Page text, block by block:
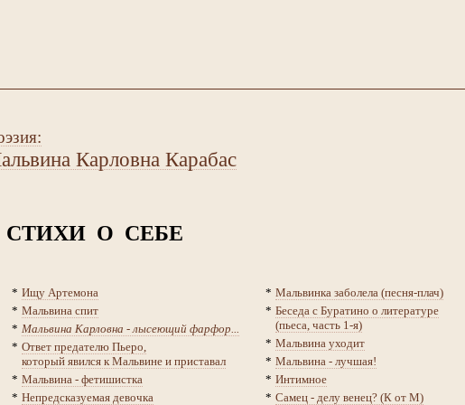
Карловна Карабас
СТИХИ О СЕБЕ
* Ищу Артемона
* Мальвина спит
* Мальвина Карловна - лысеющий фарфор...
* Ответ предателю Пьеро,
который явился к Мальвине и приставал
* Мальвина - фетишистка
* Непредсказуемая девочка
* Мальвинка заболела (песня-плач)
* Беседа с Буратино о литературе
(пьеса, часть 1-я)
* Мальвина уходит
* Мальвина - лучшая!
* Интимное
* Самец - делу венец? (К от М)